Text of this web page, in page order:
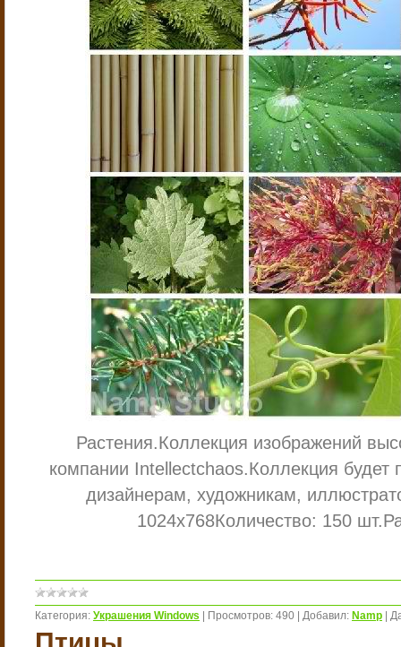
Растения.Коллекция изображений
компании Intellectchaos.Коллекция
дизайнерам, художникам,
1024х768Количество: 150 шт.
Категория: Украшения Windows Просмотров: 490 Добавил: Namp